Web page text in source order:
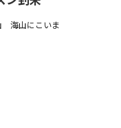
海山にこいま